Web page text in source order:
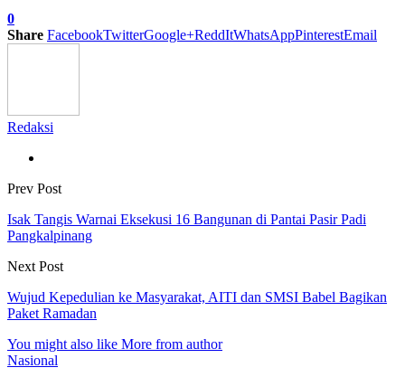
0
Share FacebookTwitterGoogle+ReddItWhatsAppPinterestEmail
Redaksi
Prev Post
Isak Tangis Warnai Eksekusi 16 Bangunan di Pantai Pasir Padi
Pangkalpinang
Next Post
Wujud Kepedulian ke Masyarakat, AITI dan SMSI Babel Bagikan
Paket Ramadan
You might also like More from author
Nasional